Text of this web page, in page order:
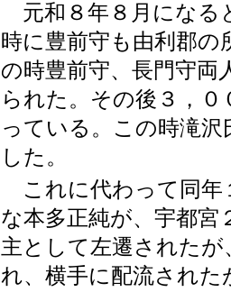
元和８年８月になる
時に豊前守も由利郡
の時豊前守、長門守両
られた。その後３，
っている。この時滝
した。
これに代わって同年
な本多正純が、宇都宮
主として左遷された
れ、横手に配流され